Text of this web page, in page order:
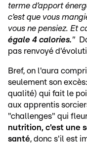
terme d’apport
c’est que vous
vous ne pensiez. Et
égale 4 calories."
pas renvoyé
Bref, on l'aura
seulement son
qualité) qui fait le
aux apprentis
"challenges" qui
nutrition, c'est une
santé, donc s'il est